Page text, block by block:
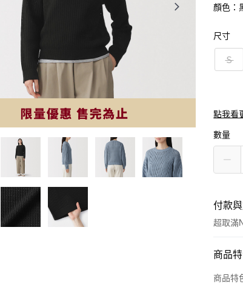
顏色：
尺寸
Ｓ
點我看
數量
付款
超取滿
付款
信用卡
商品
商品特